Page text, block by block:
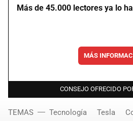
Más de 45.000 lectores ya lo
MÁS
CONSEJO OFRECIDO
TEMAS Tecnología Tesla